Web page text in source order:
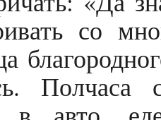
со
Полчаса